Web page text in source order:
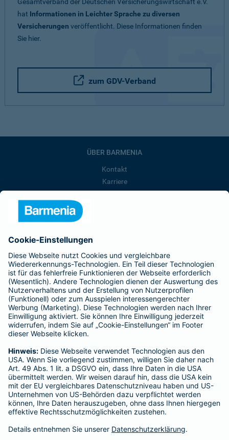
hat Informationen in Leichter Sprache zu diversen
Versicherungen veröffentlicht. Diese Informationen finden
Sie hier.
zum GDV-Verband
ÜBER BARMENIA
Kontakt
Karriere
Barmenia ist Teil der BarmeniaGothaer
BELIEBTE SEITEN
Kranken-Zusatzversicherung
Tierversicherungen
Haftpflichtversicherung
Hausratversicherung
Adresse ändern
Schaden melden
Kilometerstandsmeldung
Serviceübersicht